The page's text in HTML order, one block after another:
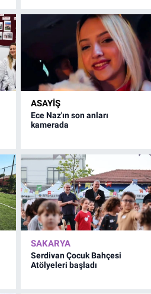
ASAYİŞ
Ece Naz'ın son anları
kamerada
SAKARYA
Serdivan Çocuk Bahçesi
Atölyeleri başladı